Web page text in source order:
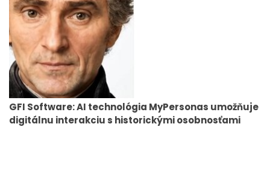
GFI Software: AI technológia MyPersonas umožňuje
digitálnu interakciu s historickými osobnosťami